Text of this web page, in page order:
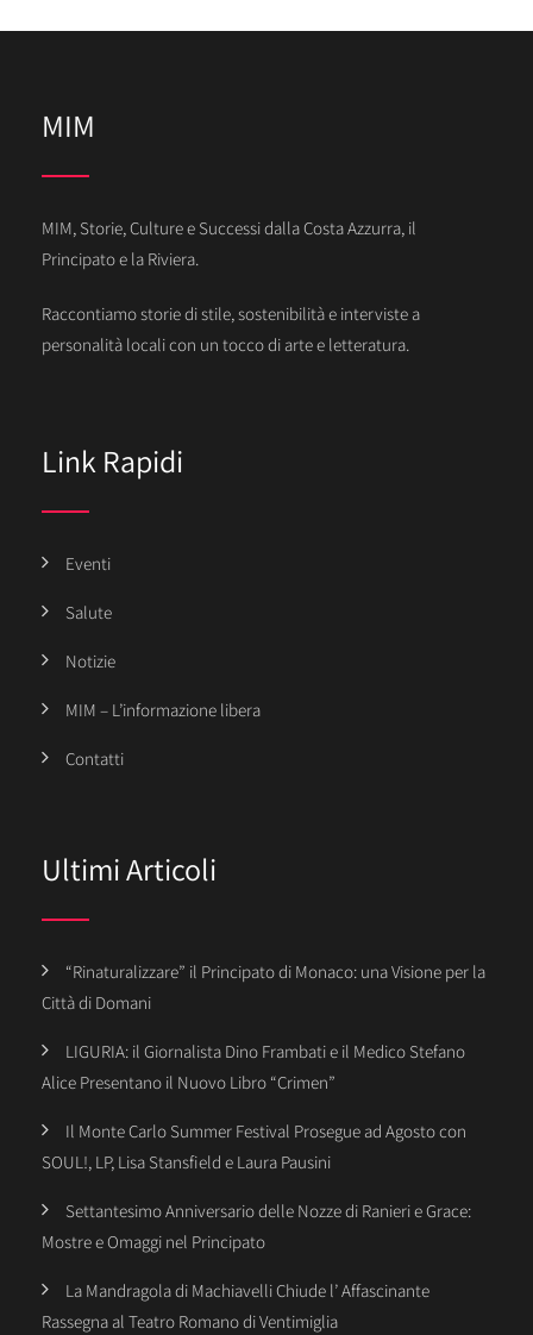
MIM
MIM, Storie, Culture e Successi dalla Costa Azzurra, il
Principato e la Riviera.
Raccontiamo storie di stile, sostenibilità e interviste a
personalità locali con un tocco di arte e letteratura.
Link Rapidi
Eventi
Salute
Notizie
MIM – L’informazione libera
Contatti
Ultimi Articoli
“Rinaturalizzare” il Principato di Monaco: una Visione per la
Città di Domani
LIGURIA: il Giornalista Dino Frambati e il Medico Stefano
Alice Presentano il Nuovo Libro “Crimen”
Il Monte Carlo Summer Festival Prosegue ad Agosto con
SOUL!, LP, Lisa Stansfield e Laura Pausini
Settantesimo Anniversario delle Nozze di Ranieri e Grace:
Mostre e Omaggi nel Principato
La Mandragola di Machiavelli Chiude l’ Affascinante
Rassegna al Teatro Romano di Ventimiglia